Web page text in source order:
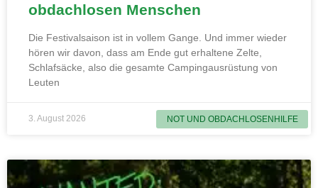
NOT UND OBDACHLOSENHILFE
obdachlosen Menschen
Die Festivalsaison ist in vollem Gange. Und immer wieder
hören wir davon, dass am Ende gut erhaltene Zelte,
Schlafsäcke, also die gesamte Campingausrüstung von
Leuten
3. August 2026